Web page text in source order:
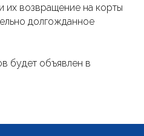
их возвращение на корты
долгожданное
будет объявлен в